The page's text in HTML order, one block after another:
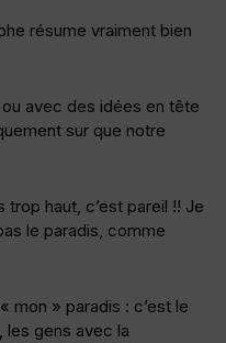
résume vraiment bien
avec des idées en tête
sur que notre
trop haut, c’est pareil !! Je
le paradis, comme
mon » paradis : c’est le
les gens avec la